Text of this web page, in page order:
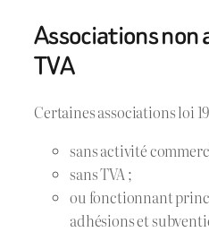
Associations non
TVA
Certaines associations loi
sans activité
sans TVA ;
ou fonctionnant
adhésions et